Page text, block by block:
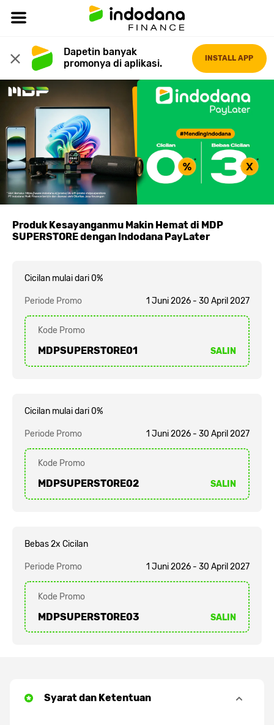
Dapetin banyak
promonya di aplikasi.
INSTALL APP
Produk Kesayanganmu Makin Hemat di MDP
SUPERSTORE dengan Indodana PayLater
Cicilan mulai dari 0%
Periode Promo 1 Juni 2026 - 30 April 2027
Kode Promo
MDPSUPERSTORE01 SALIN
Cicilan mulai dari 0%
Periode Promo 1 Juni 2026 - 30 April 2027
Kode Promo
MDPSUPERSTORE02 SALIN
Bebas 2x Cicilan
Periode Promo 1 Juni 2026 - 30 April 2027
Kode Promo
MDPSUPERSTORE03 SALIN
Syarat dan Ketentuan